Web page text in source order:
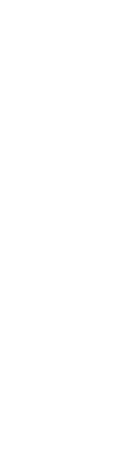
permet d'adoucir la senteur
et son entourage.
leur plaisent
les bébés sont unisexes, il n'en
des idées très arrêtées sur les
odeurs gourmandes, fleuries,
tournesol, jasmin, rose), le côté
de fraîcheur, de nature, d'un petit
feuille verte, le côté légèrement
et sont
que l'enfant ou sa maman
"j'aime", "j'aime pas". Elles sont
du
est à éviter chez l'enfant allergique.
directement sur la peau.
ou vaporiser en l'air et passer